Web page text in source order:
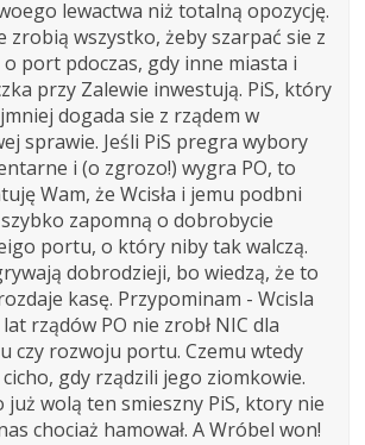
lewactwa niż totalną opozycję.
zrobią wszystko, żeby szarpać sie z
o port pdoczas, gdy inne miasta i
przy Zalewie inwestują. PiS, który
dogada sie z rządem w
sprawie. Jeśli PiS pregra wybory
i (o zgrozo!) wygra PO, to
Wam, że Wcisła i jemu podbni
zapomną o dobrobycie
portu, o który niby tak walczą.
dobrodzieji, bo wiedzą, że to
kasę. Przypominam - Wcisla
rządów PO nie zrobł NIC dla
czy rozwoju portu. Czemu wtedy
gdy rządzili jego ziomkowie.
już wolą ten smieszny PiS, ktory nie
chociaż hamował. A Wróbel won!